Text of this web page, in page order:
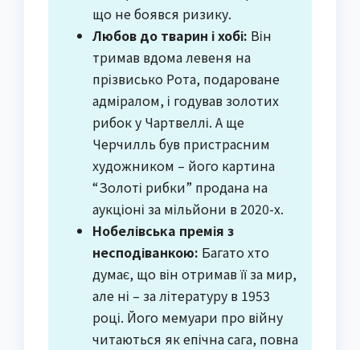
що не боявся ризику.
Любов до тварин і хобі: Він
тримав вдома левеня на
прізвисько Рота, подароване
адміралом, і годував золотих
рибок у Чартвеллі. А ще
Черчилль був пристрасним
художником – його картина
“Золоті рибки” продана на
аукціоні за мільйони в 2020-х.
Нобелівська премія з
несподіванкою: Багато хто
думає, що він отримав її за мир,
але ні – за літературу в 1953
році. Його мемуари про війну
читаються як епічна сага, повна